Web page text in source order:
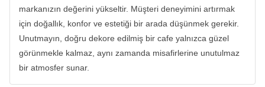
markanızın değerini yükseltir. Müşteri deneyimini artırmak
için doğallık, konfor ve estetiği bir arada düşünmek gerekir.
Unutmayın, doğru dekore edilmiş bir cafe yalnızca güzel
görünmekle kalmaz, aynı zamanda misafirlerine unutulmaz
bir atmosfer sunar.